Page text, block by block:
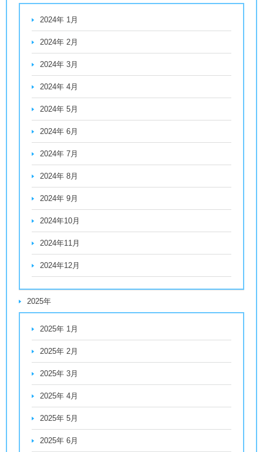
2024年 1月
2024年 2月
2024年 3月
2024年 4月
2024年 5月
2024年 6月
2024年 7月
2024年 8月
2024年 9月
2024年10月
2024年11月
2024年12月
2025年
2025年 1月
2025年 2月
2025年 3月
2025年 4月
2025年 5月
2025年 6月